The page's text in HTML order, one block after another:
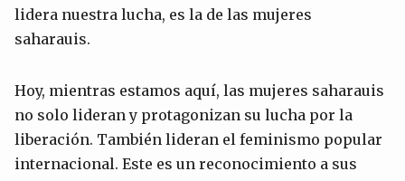
lidera nuestra lucha, es la de las mujeres
saharauis.
Hoy, mientras estamos aquí, las mujeres saharauis
no solo lideran y protagonizan su lucha por la
liberación. También lideran el feminismo popular
internacional. Este es un reconocimiento a sus